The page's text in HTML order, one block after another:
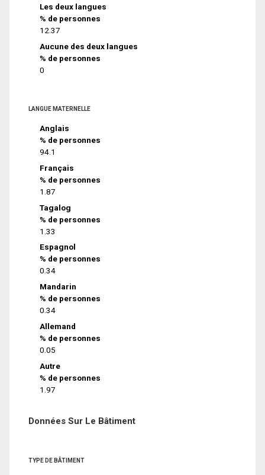
Les deux langues
% de personnes
12.37
Aucune des deux langues
% de personnes
0
LANGUE MATERNELLE
Anglais
% de personnes
94.1
Français
% de personnes
1.87
Tagalog
% de personnes
1.33
Espagnol
% de personnes
0.34
Mandarin
% de personnes
0.34
Allemand
% de personnes
0.05
Autre
% de personnes
1.97
Données Sur Le Bâtiment
TYPE DE BÂTIMENT